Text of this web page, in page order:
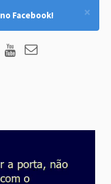
×
no Facebook!